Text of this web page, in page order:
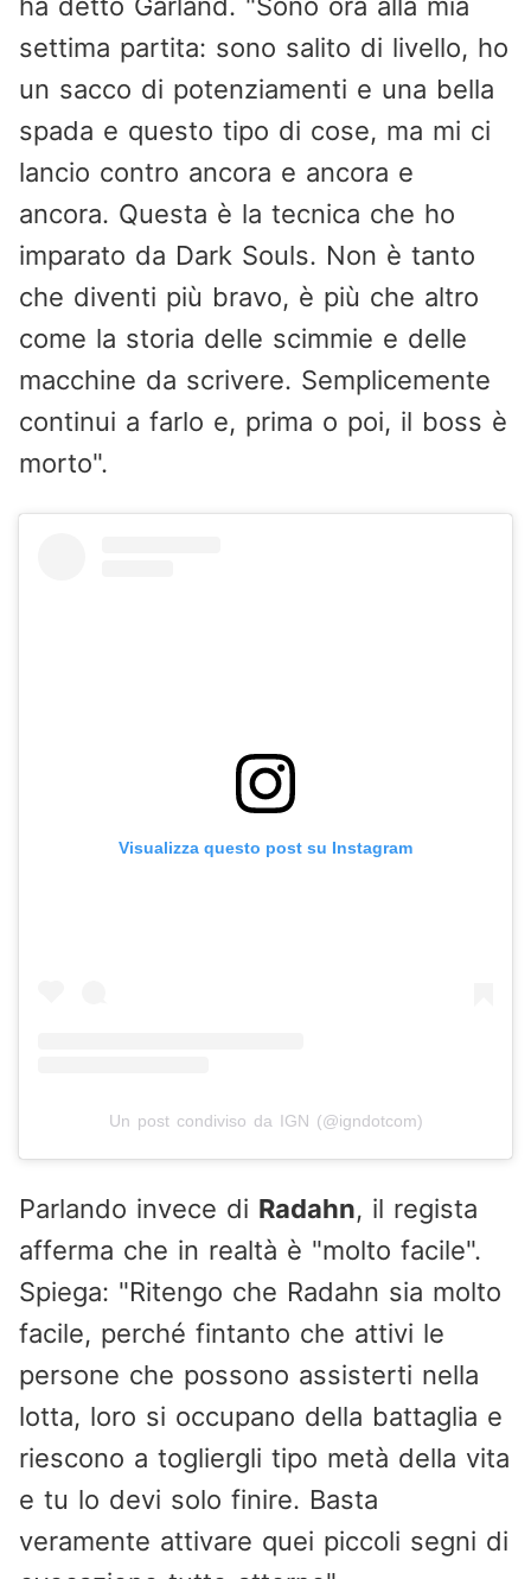
settima partita: sono salito di livello, ho
un sacco di potenziamenti e una bella
spada e questo tipo di cose, ma mi ci
lancio contro ancora e ancora e
ancora. Questa è la tecnica che ho
imparato da Dark Souls. Non è tanto
che diventi più bravo, è più che altro
come la storia delle scimmie e delle
macchine da scrivere. Semplicemente
continui a farlo e, prima o poi, il boss è
morto".
Visualizza questo post su Instagram
Un post condiviso da IGN (@igndotcom)
Parlando invece di Radahn, il regista
afferma che in realtà è "molto facile".
Spiega: "Ritengo che Radahn sia molto
facile, perché fintanto che attivi le
persone che possono assisterti nella
lotta, loro si occupano della battaglia e
riescono a togliergli tipo metà della vita
e tu lo devi solo finire. Basta
veramente attivare quei piccoli segni di